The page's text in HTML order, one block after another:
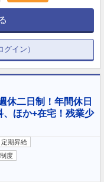
イン）
休二日制！年間休日
、ほか+在宅！残業少
定期昇給
度